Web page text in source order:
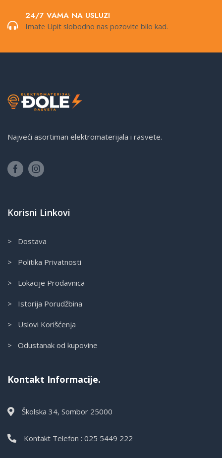
24/7 VAMA NA USLUZI
Imate Upit slobodno nas pozovite bilo kad.
Najveći asortiman elektromaterijala i rasvete.
Korisni Linkovi
> Dostava
> Politika Privatnosti
> Lokacije Prodavnica
> Istorija Porudžbina
> Uslovi Korišćenja
> Odustanak od kupovine
Kontakt Informacije.
Školska 34, Sombor 25000
Kontakt Telefon : 025 5449 222